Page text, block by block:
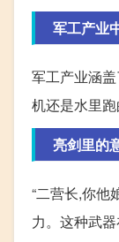
军工产业
军工产业涵
机还是水里
亮剑里的
“二营长,你他
力。这种武